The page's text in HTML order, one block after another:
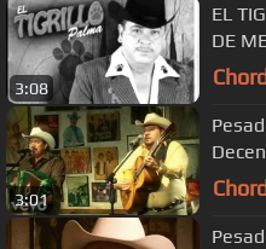
3:08
EL
DE
3:01